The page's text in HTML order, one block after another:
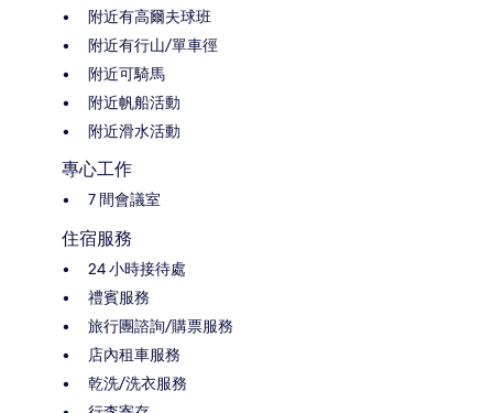
附近有高爾夫球班
附近有行山/單車徑
附近可騎馬
附近帆船活動
附近滑水活動
專心工作
7 間會議室
住宿服務
24 小時接待處
禮賓服務
旅行團諮詢/購票服務
店內租車服務
乾洗/洗衣服務